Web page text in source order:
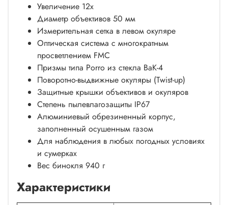
Увеличение 12х
Диаметр объективов 50 мм
Измерительная сетка в левом окуляре
Оптическая система с многократным
просветлением FMC
Призмы типа Porro из стекла ВаК-4
Поворотно-выдвижные окуляры (Twist-up)
Защитные крышки объективов и окуляров
Степень пылевлагозащиты IP67
Алюминиевый обрезиненный корпус,
заполненный осушенным газом
Для наблюдения в любых погодных условиях
и сумерках
Вес бинокля 940 г
Характеристики